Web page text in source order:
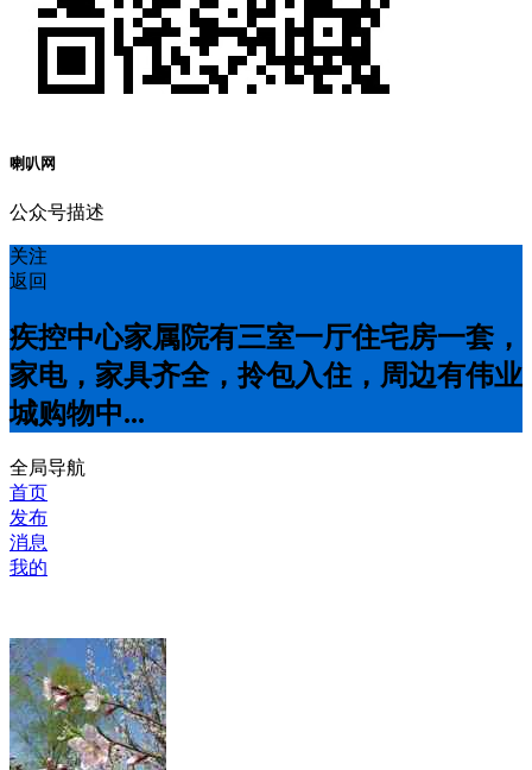
喇叭网
公众号描述
关注
返回
疾控中心家属院有三室一厅住宅房一套，
家电，家具齐全，拎包入住，周边有伟业
城购物中...
全局导航
首页
发布
消息
我的